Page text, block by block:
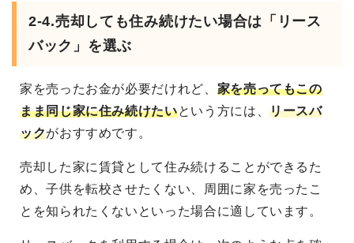
2-4.売却しても住み続けたい場合は「リース
バック」を選ぶ
家を売ったお金が必要だけれど、 家を売ってもこの
まま同じ家に住み続けたいという方には、リースバ
ックがおすすめです。
売却した家に賃貸として住み続けることができるた
め、子供を転校させたくない、周囲に家を売ったこ
とを知られたくないといった場合に適しています。